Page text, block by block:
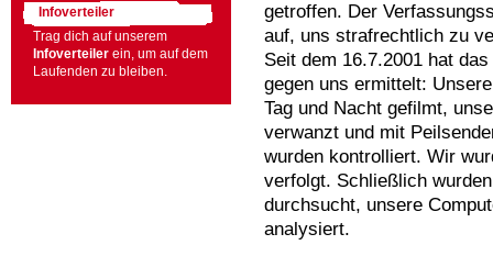
getroffen. Der
auf, uns strafrechtlich zu
Seit dem 16.7.2001 hat
gegen uns ermittelt:
Tag und Nacht gefilmt,
verwanzt und mit
wurden kontrolliert. Wir
verfolgt. Schließlich
durchsucht, unsere
analysiert.
Infoverteiler
Trag dich auf unserem
Infoverteiler ein, um auf dem
Laufenden zu bleiben.